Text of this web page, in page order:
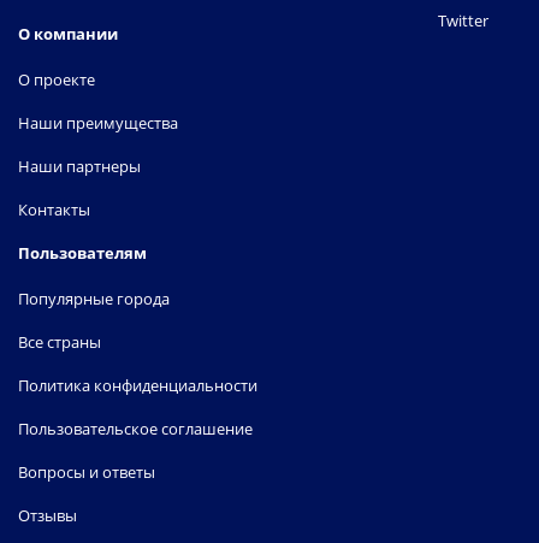
О компании
О проекте
Наши преимущества
Наши партнеры
Контакты
Пользователям
Популярные города
Все страны
Политика конфиденциальности
Пользовательское соглашение
Вопросы и ответы
Отзывы
Twitter